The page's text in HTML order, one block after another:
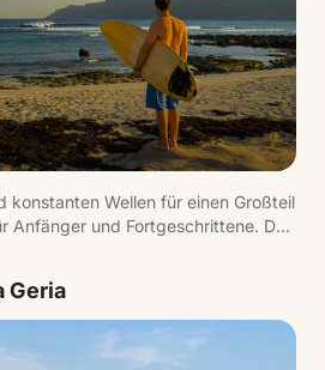
konstanten Wellen für einen Großteil
Anfänger und Fortgeschrittene. Der
Geria